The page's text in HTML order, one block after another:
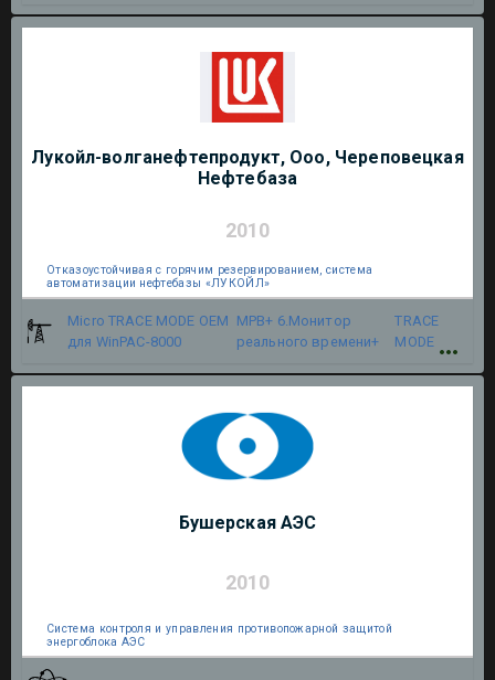
Лукойл-волганефтепродукт, Ооо, Череповецкая
Нефтебаза
2010
Отказоустойчивая с горячим резервированием, система
автоматизации нефтебазы «ЛУКОЙЛ»
Micro TRACE MODE OEM
для WinPAC-8000
МРВ+ 6.Монитор
реального времени+
TRACE
MODE
Бушерская АЭС
2010
Система контроля и управления противопожарной защитой
энергоблока АЭС